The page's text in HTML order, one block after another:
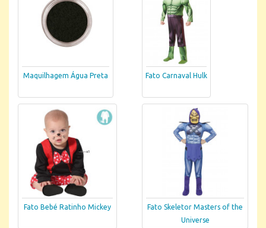
Maquilhagem Água Preta Fato Carnaval Hulk
Fato Bebé Ratinho Mickey
Fato Skeletor Masters of the
Universe